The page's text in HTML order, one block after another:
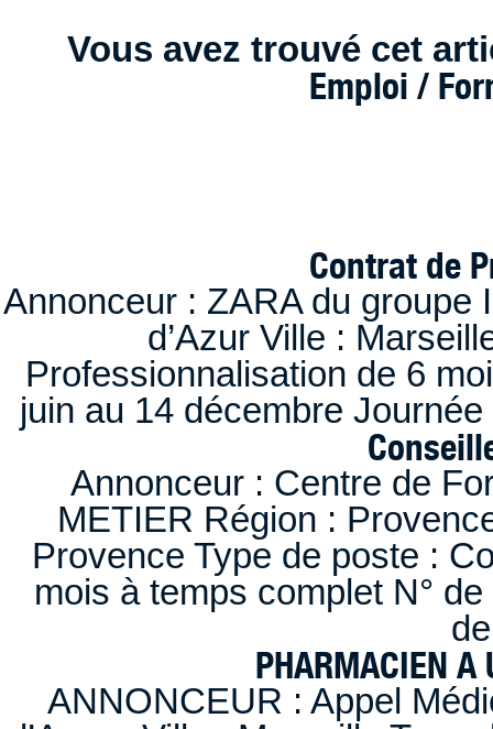
Vous avez trouvé cet
Emploi /
Contrat de
Annonceur : ZARA du
d’Azur Ville :
Professionnalisation de 6
juin au 14 décembre
Annonceur : Centre de
METIER Région :
Provence Type de poste :
mois à temps complet N°
PHARMACIEN A
ANNONCEUR : Appel